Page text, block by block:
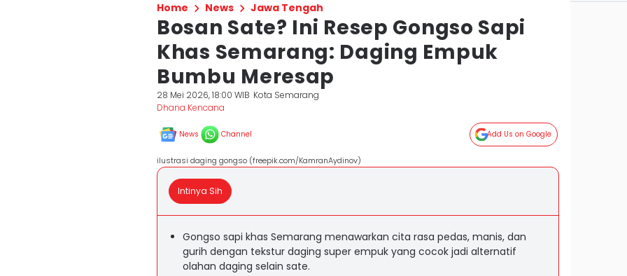
Home News Jawa Tengah
Bosan Sate? Ini Resep Gongso Sapi
Khas Semarang: Daging Empuk
Bumbu Meresap
28 Mei 2026, 18:00 WIB Kota Semarang
Dhana Kencana
News Channel Add Us on Google
ilustrasi daging gongso (freepik.com/KamranAydinov)
Intinya Sih
Gongso sapi khas Semarang menawarkan cita rasa pedas, manis, dan
gurih dengan tekstur daging super empuk yang cocok jadi alternatif
olahan daging selain sate.